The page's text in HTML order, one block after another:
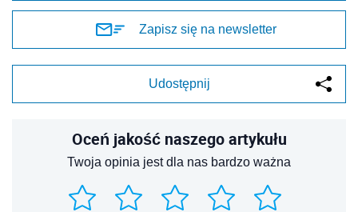
Zapisz się na newsletter
Udostępnij
Oceń jakość naszego artykułu
Twoja opinia jest dla nas bardzo ważna